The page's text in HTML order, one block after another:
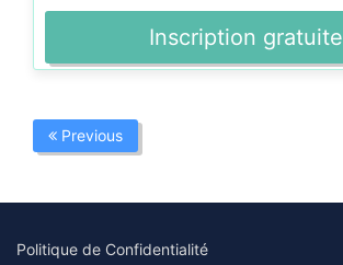
Inscription gratuite
Previous
Politique de Confidentialité